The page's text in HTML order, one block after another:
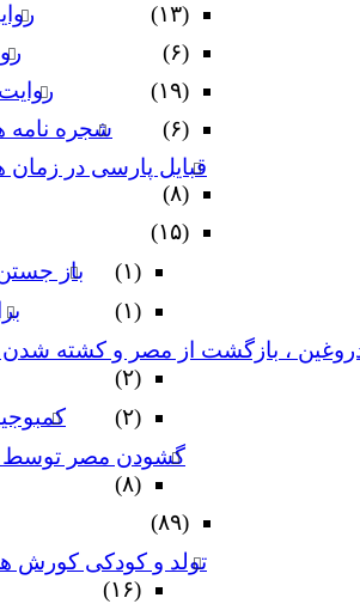
(۱۳)
(۶)
(۱۹)
شجره نامه
(۶)
قبایل پارسی در زمان
(۸)
(۱۵)
باز
(۱)
(۱)
، بازگشت از مصر و کشته شدن
(۲)
(۲)
گشودن مصر توسط
(۸)
(۸۹)
تولد و کودکی کورش
(۱۶)